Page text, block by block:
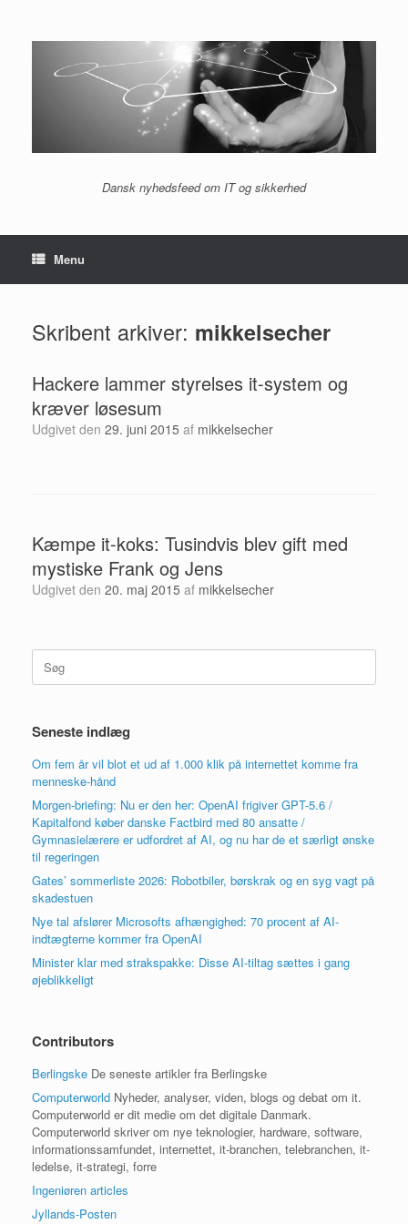
indhold
Dansk nyhedsfeed om IT og sikkerhed
Menu
Skribent arkiver: mikkelsecher
Hackere lammer styrelses it-system og
kræver løsesum
Udgivet den 29. juni 2015 af mikkelsecher
Kæmpe it-koks: Tusindvis blev gift med
mystiske Frank og Jens
Udgivet den 20. maj 2015 af mikkelsecher
Søg
efter:
Seneste indlæg
Om fem år vil blot et ud af 1.000 klik på internettet komme fra
menneske-hånd
Morgen-briefing: Nu er den her: OpenAI frigiver GPT-5.6 /
Kapitalfond køber danske Factbird med 80 ansatte /
Gymnasielærere er udfordret af AI, og nu har de et særligt ønske
til regeringen
Gates’ sommerliste 2026: Robotbiler, børskrak og en syg vagt på
skadestuen
Nye tal afslører Microsofts afhængighed: 70 procent af AI-
indtægterne kommer fra OpenAI
Minister klar med strakspakke: Disse AI-tiltag sættes i gang
øjeblikkeligt
Contributors
Berlingske De seneste artikler fra Berlingske
Computerworld Nyheder, analyser, viden, blogs og debat om it.
Computerworld er dit medie om det digitale Danmark.
Computerworld skriver om nye teknologier, hardware, software,
informationssamfundet, internettet, it-branchen, telebranchen, it-
ledelse, it-strategi, forre
Ingeniøren articles
Jyllands-Posten